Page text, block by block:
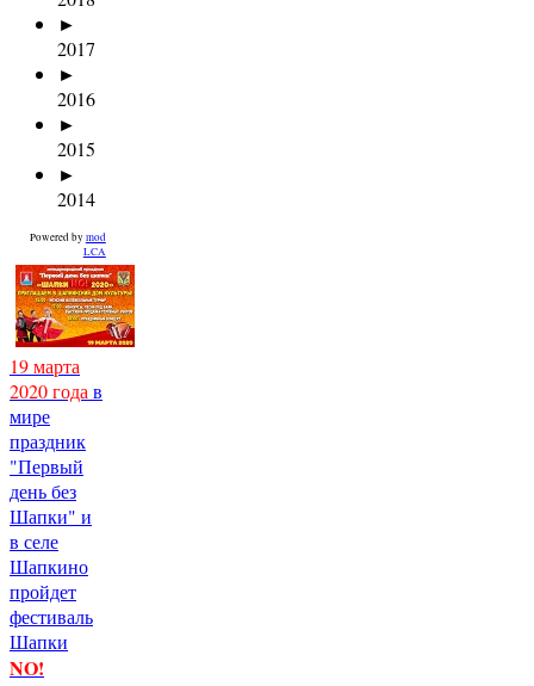
►
2017
►
2016
►
2015
►
2014
Powered by mod
LCA
19 марта
2020 года в
мире
праздник
"Первый
день без
Шапки" и
в селе
Шапкино
пройдет
фестиваль
Шапки
NO!